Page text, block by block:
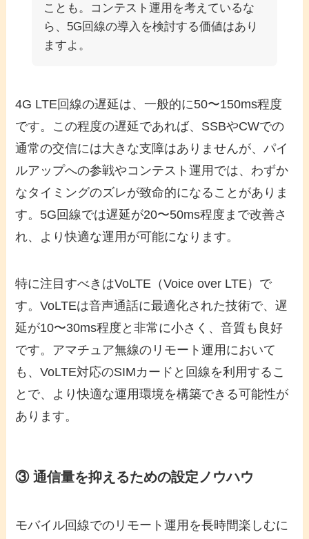
ことも。コンテスト運用を考えているな
ら、5G回線の導入を検討する価値はあり
ますよ。
4G LTE回線の遅延は、一般的に50〜150ms程度
です。この程度の遅延であれば、SSBやCWでの
通常の交信には大きな支障はありませんが、パイ
ルアップへの参戦やコンテスト運用では、わずか
なタイミングのズレが致命的になることがありま
す。5G回線では遅延が20〜50ms程度まで改善さ
れ、より快適な運用が可能になります。
特に注目すべきはVoLTE（Voice over LTE）で
す。VoLTEは音声通話に最適化された技術で、遅
延が10〜30ms程度と非常に小さく、音質も良好
です。アマチュア無線のリモート運用において
も、VoLTE対応のSIMカードと回線を利用するこ
とで、より快適な運用環境を構築できる可能性が
あります。
③ 通信量を抑えるための設定ノウハウ
モバイル回線でのリモート運用を長時間楽しむに